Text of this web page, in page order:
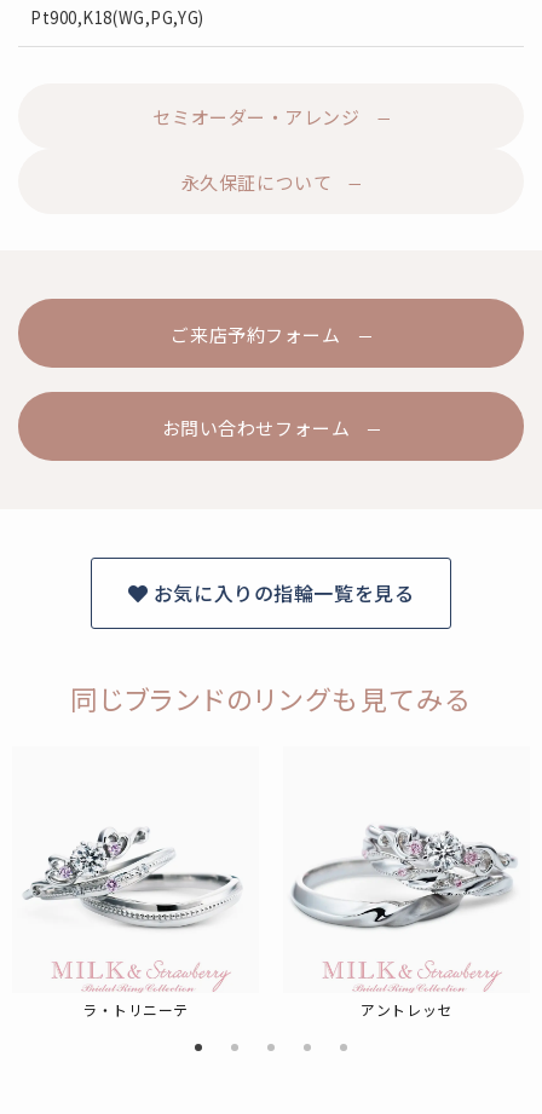
Pt900,K18(WG,PG,YG)
セミオーダー・アレンジ
永久保証について
ご来店予約フォーム
お問い合わせフォーム
お気に入りの指輪一覧を見る
同じブランドのリングも見てみる
ラ・トリニーテ アントレッセ